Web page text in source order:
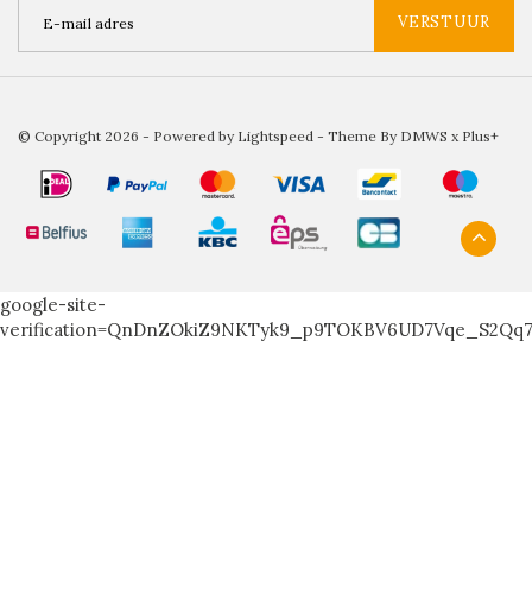
VERSTUUR
© Copyright 2026 - Powered by Lightspeed - Theme By DMWS x Plus+
google-site-